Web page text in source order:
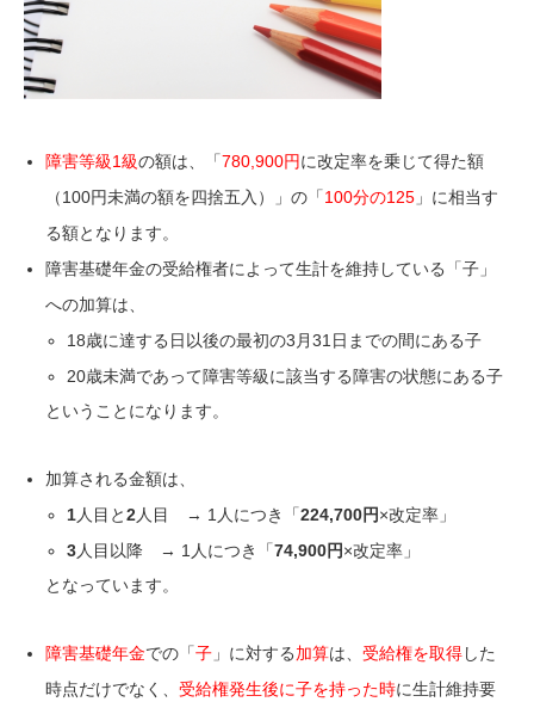
障害等級1級の額は、「780,900円に改定率を乗じて得た額
（100円未満の額を四捨五入）」の「100分の125 」に相当す
る額となります。
障害基礎年金の受給権者によって生計を維持している「子」
への加算は、
18歳に達する日以後の最初の3月31日までの間にある子
20歳未満であって障害等級に該当する障害の状態にある子
ということになります。
加算される金額は、
1人目と2人目 → 1人につき「224,700円×改定率」
3人目以降 → 1人につき「74,900円×改定率」
となっています。
障害基礎年金での「子 」に対する加算は、受給権を取得した
時点だけでなく、受給権発生後に子を持った時に生計維持要